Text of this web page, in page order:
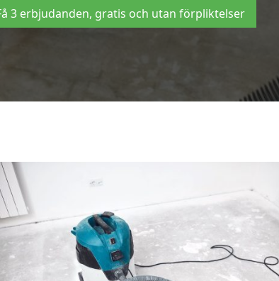
3 erbjudanden, gratis och utan förpliktelser